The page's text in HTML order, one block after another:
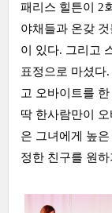
패리스 힐튼이 2
야채들과 온갖
이 있다. 그리고
표정으로 마셨다
고 오바이트를
딱 한사람만이
은 그녀에게 높
정한 친구를 원